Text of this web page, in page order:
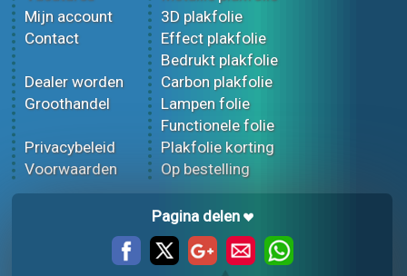
Mijn account
Contact
Dealer worden
Groothandel
Privacybeleid
Voorwaarden
3D plakfolie
Effect plakfolie
Bedrukt plakfolie
Carbon plakfolie
Lampen folie
Functionele folie
Plakfolie korting
Op bestelling
Pagina delen